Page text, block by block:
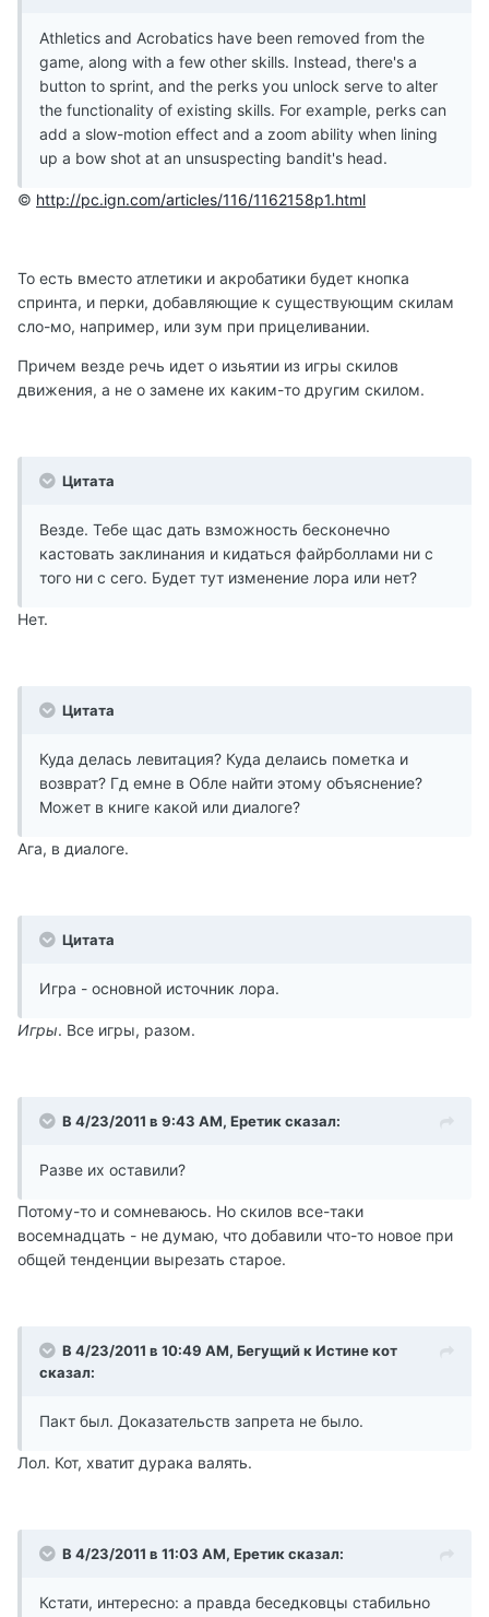
Athletics and Acrobatics have been removed from the
game, along with a few other skills. Instead, there's a
button to sprint, and the perks you unlock serve to alter
the functionality of existing skills. For example, perks can
add a slow-motion effect and a zoom ability when lining
up a bow shot at an unsuspecting bandit's head.
© http://pc.ign.com/articles/116/1162158p1.html
То есть вместо атлетики и акробатики будет кнопка
спринта, и перки, добавляющие к существующим скилам
сло-мо, например, или зум при прицеливании.
Причем везде речь идет о изьятии из игры скилов
движения, а не о замене их каким-то другим скилом.
Цитата
Везде. Тебе щас дать взможность бесконечно
кастовать заклинания и кидаться файрболлами ни с
того ни с сего. Будет тут изменение лора или нет?
Нет.
Цитата
Куда делась левитация? Куда делаись пометка и
возврат? Гд емне в Обле найти этому объяснение?
Может в книге какой или диалоге?
Ага, в диалоге.
Цитата
Игра - основной источник лора.
Игры. Все игры, разом.
В 4/23/2011 в 9:43 AM, Еретик сказал:
Разве их оставили?
Потому-то и сомневаюсь. Но скилов все-таки
восемнадцать - не думаю, что добавили что-то новое при
общей тенденции вырезать старое.
В 4/23/2011 в 10:49 AM, Бегущий к Истине кот
сказал:
Пакт был. Доказательств запрета не было.
Лол. Кот, хватит дурака валять.
В 4/23/2011 в 11:03 AM, Еретик сказал:
Кстати, интересно: а правда беседковцы стабильно